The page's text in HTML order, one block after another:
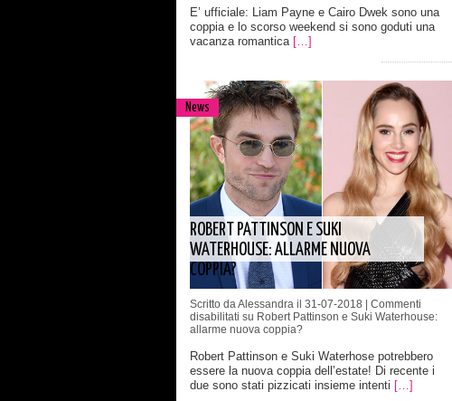
E’ ufficiale: Liam Payne e Cairo Dwek sono una
coppia e lo scorso weekend si sono goduti una
vacanza romantica […]
News
ROBERT PATTINSON E SUKI
WATERHOUSE: ALLARME NUOVA
COPPIA?
Scritto da Alessandra il 31-07-2018 | Commenti
disabilitati su Robert Pattinson e Suki Waterhouse:
allarme nuova coppia?
Robert Pattinson e Suki Waterhose potrebbero
essere la nuova coppia dell’estate! Di recente i
due sono stati pizzicati insieme intenti […]